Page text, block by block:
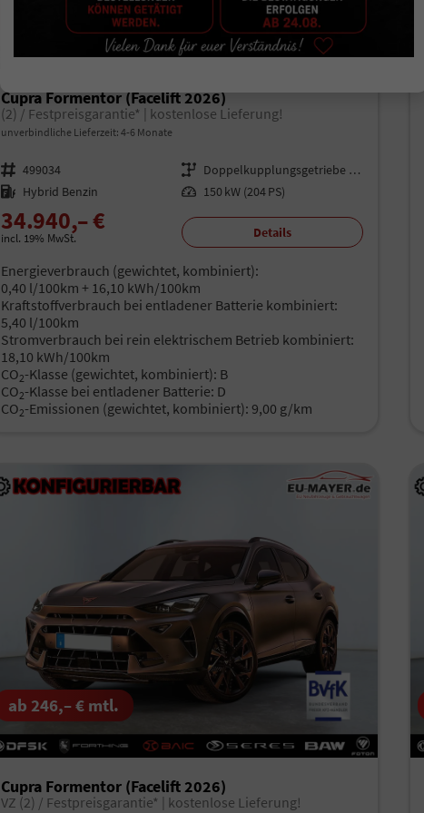
ab 219,– € mtl.
Cupra Formentor (Facelift 2026)
(2) / Festpreisgarantie* | kostenlose Lieferung!
unverbindliche Lieferzeit: 4-6 Monate
Fahrzeugnr. 499034 Getriebe
Doppelkupplungsgetriebe (DSG)
Kraftstoff Hybrid Benzin Leistung 150 kW (204 PS)
34.940,– €
incl. 19% MwSt. Details
Energieverbrauch (gewichtet, kombiniert):
0,40 l/100km + 16,10 kWh/100km
Kraftstoffverbrauch bei entladener Batterie kombiniert:
5,40 l/100km
Stromverbrauch bei rein elektrischem Betrieb kombiniert:
18,10 kWh/100km
CO2-Klasse (gewichtet, kombiniert): B
CO2-Klasse bei entladener Batterie: D
CO2-Emissionen (gewichtet, kombiniert): 9,00 g/km
ab 246,– € mtl.
Cupra Formentor (Facelift 2026)
VZ (2) / Festpreisgarantie* | kostenlose Lieferung!